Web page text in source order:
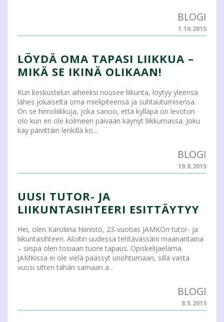
BLOGI
1.10.2015
LÖYDÄ OMA TAPASI LIIKKUA –
MIKÄ SE IKINÄ OLIKAAN!
Kun keskustelun aiheeksi nousee liikunta, löytyy yleensä
lähes jokaiselta oma mielipiteensä ja suhtautumisensa.
On se himoliikkuja, joka sanoo, että kylläpä on levoton
olo kun en ole kolmeen päivään käynyt liikkumassa. Joku
käy päivittäin lenkillä ko...
BLOGI
19.8.2015
UUSI TUTOR- JA
LIIKUNTASIHTEERI ESITTÄYTYY
Hei, olen Karoliina Niinistö, 23-vuotias JAMKOn tutor- ja
liikuntasihteeri. Aloitin uudessa tehtävässäni maanantaina
– siispä olen tosiaan tuore tapaus. Opiskelijaelämä
JAMKissa ei ole vielä päässyt unohtumaan, sillä vasta
vuosi sitten tähän samaan a...
BLOGI
8.5.2015